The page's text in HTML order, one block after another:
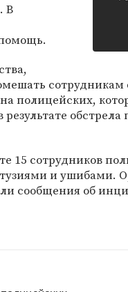
В
сотрудникам
на полицейских,
результате
15 сотрудников
и ушибами.
сообщения об